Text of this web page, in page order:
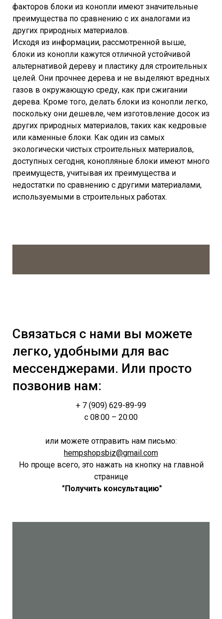
факторов блоки из конопли имеют значительные
преимущества по сравнению с их аналогами из
других природных материалов.
Исходя из информации, рассмотренной выше,
блоки из конопли кажутся отличной устойчивой
альтернативой дереву и пластику для строительных
целей. Они прочнее дерева и не выделяют вредных
газов в окружающую среду, как при сжигании
дерева. Кроме того, делать блоки из конопли легко,
поскольку они дешевле, чем изготовление досок из
других природных материалов, таких как кедровые
или каменные блоки. Как один из самых
экологически чистых строительных материалов,
доступных сегодня, конопляные блоки имеют много
преимуществ, учитывая их преимущества и
недостатки по сравнению с другими материалами,
используемыми в строительных работах.
Связаться с нами вы можете
легко, удобными для вас
мессенджерами. Или просто
позвонив нам:
+ 7 (909) 629-89-99
с 08:00 – 20:00
или можете отправить нам письмо:
hempshopsbiz@gmail.com
Но проще всего, это нажать на кнопку на главной
странице
"Получить консультацию"